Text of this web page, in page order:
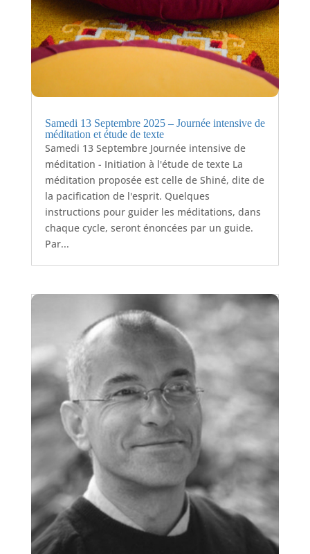
Samedi 13 Septembre 2025 – Journée intensive de
méditation et étude de texte
Samedi 13 Septembre Journée intensive de
méditation - Initiation à l'étude de texte La
méditation proposée est celle de Shiné, dite de
la pacification de l'esprit. Quelques
instructions pour guider les méditations, dans
chaque cycle, seront énoncées par un guide.
Par...